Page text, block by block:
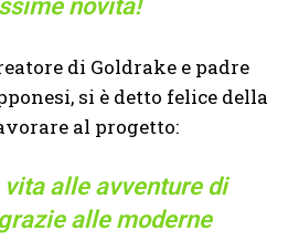
novità!
di Goldrake e padre
si è detto felice della
al progetto:
vita alle avventure di
alle moderne